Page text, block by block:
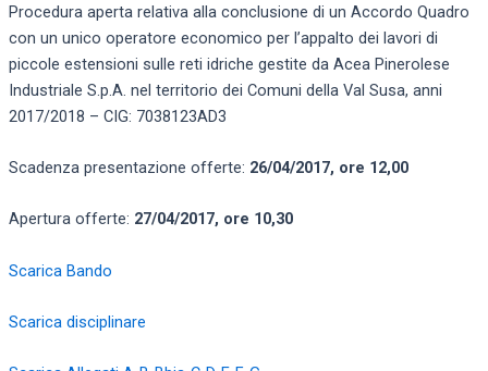
Procedura aperta relativa alla conclusione di un Accordo Quadro
con un unico operatore economico per l’appalto dei lavori di
piccole estensioni sulle reti idriche gestite da Acea Pinerolese
Industriale S.p.A. nel territorio dei Comuni della Val Susa, anni
2017/2018 – CIG: 7038123AD3
Scadenza presentazione offerte: 26/04/2017, ore 12,00
Apertura offerte: 27/04/2017, ore 10,30
Scarica Bando
Scarica disciplinare